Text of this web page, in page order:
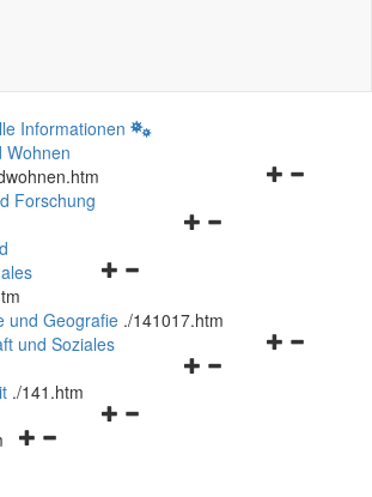
Informationen
Wohnen
Navigationsmenü
Forschung
Navigationsmenü
und
schließen
und Geografie ./141017.htm
Navigationsmenü
und Soziales
Navigationsmenü
./141.htm
Navigationsmenü